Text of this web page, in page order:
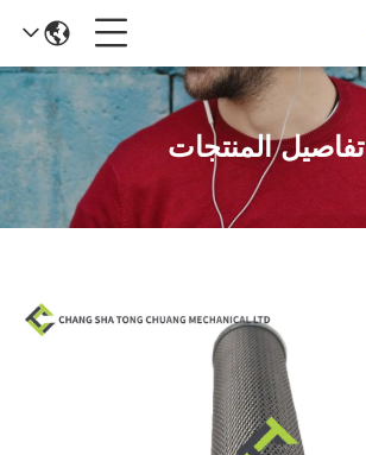
تفاصيل المنتجات